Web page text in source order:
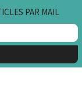
PAR MAIL